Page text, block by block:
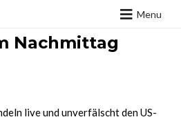
Menu
Nachmittag
live und unverfälscht den US-